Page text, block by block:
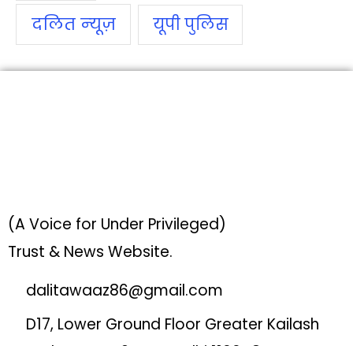
दलित न्‍यूज़ यूपी पुलिस
(A Voice for Under Privileged)
Trust & News Website.
dalitawaaz86@gmail.com
D17, Lower Ground Floor Greater Kailash